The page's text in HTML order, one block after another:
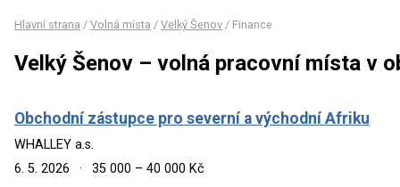
Hlavní strana / Volná místa / Velký Šenov / Finance
Velký Šenov – volná pracovní místa v
Obchodní zástupce pro severní a východní Afriku
WHALLEY a.s.
6. 5. 2026
· 35 000 – 40 000 Kč